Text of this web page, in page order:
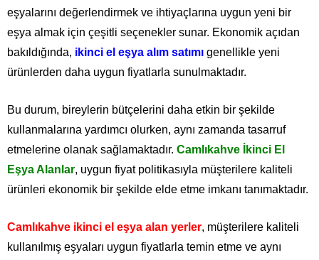
eşyalarını değerlendirmek ve ihtiyaçlarına uygun yeni bir
eşya almak için çeşitli seçenekler sunar. Ekonomik açıdan
bakıldığında, ikinci el eşya alım satımı genellikle yeni
ürünlerden daha uygun fiyatlarla sunulmaktadır.
Bu durum, bireylerin bütçelerini daha etkin bir şekilde
kullanmalarına yardımcı olurken, aynı zamanda tasarruf
etmelerine olanak sağlamaktadır. Camlıkahve İkinci El
Eşya Alanlar, uygun fiyat politikasıyla müşterilere kaliteli
ürünleri ekonomik bir şekilde elde etme imkanı tanımaktadır.
Camlıkahve ikinci el eşya alan yerler, müşterilere kaliteli
kullanılmış eşyaları uygun fiyatlarla temin etme ve aynı